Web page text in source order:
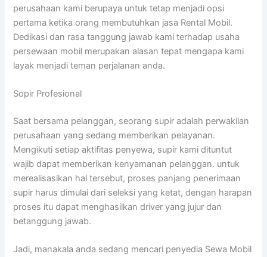
perusahaan kami berupaya untuk tetap menjadi opsi
pertama ketika orang membutuhkan jasa Rental Mobil.
Dedikasi dan rasa tanggung jawab kami terhadap usaha
persewaan mobil merupakan alasan tepat mengapa kami
layak menjadi teman perjalanan anda.
Sopir Profesional
Saat bersama pelanggan, seorang supir adalah perwakilan
perusahaan yang sedang memberikan pelayanan.
Mengikuti setiap aktifitas penyewa, supir kami dituntut
wajib dapat memberikan kenyamanan pelanggan. untuk
merealisasikan hal tersebut, proses panjang penerimaan
supir harus dimulai dari seleksi yang ketat, dengan harapan
proses itu dapat menghasilkan driver yang jujur dan
betanggung jawab.
Jadi, manakala anda sedang mencari penyedia Sewa Mobil